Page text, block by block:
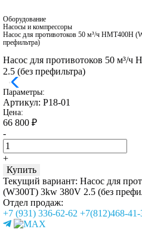
Оборудование
Насосы и компрессоры
Насос для противотоков 50 м³/ч HMT400H
префильтра)
Насос для противотоков 50 м³/
2.5 (без префильтра)
Параметры:
Артикул: Р18-01
Цена:
66 800 ₽
-
+
Купить
Текущий вариант: Насос для
(W300T) 3kw 380V 2.5 (без
Отдел продаж:
+7 (931) 336-62-62 +7(812)468-41-